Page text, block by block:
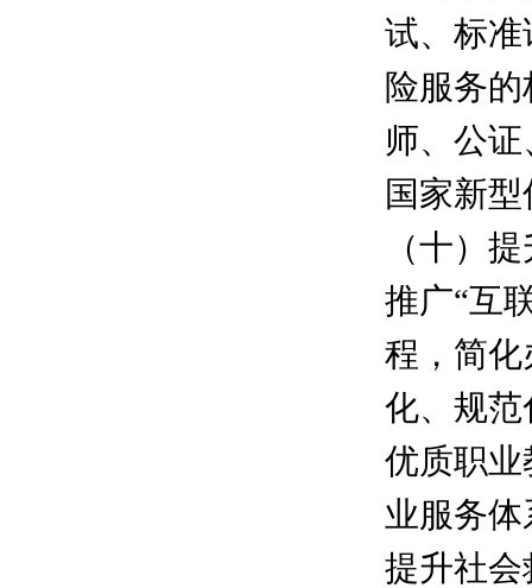
试、标
险服务
师、公
国家新
（十）
推广“互
程，简
化、规
优质职
业服务
提升社